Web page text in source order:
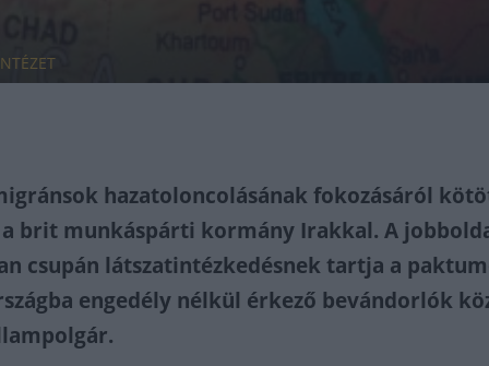
hazatoloncolásának fokozásáról
brit munkáspárti kormány Irakkal. A
csupán látszatintézkedésnek tartja a
engedély nélkül érkező bevándorlók